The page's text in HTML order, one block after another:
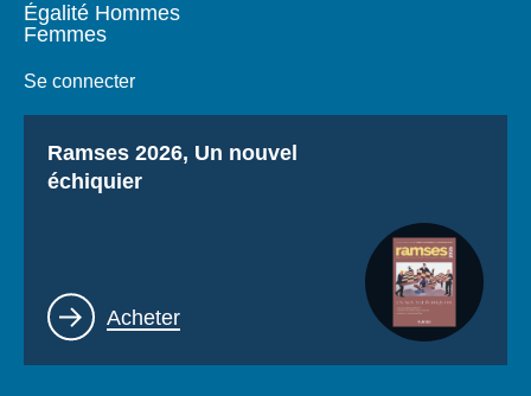
Égalité Hommes
Femmes
Se connecter
Titre
Ramses 2026, Un nouvel
échiquier
Lien
Acheter